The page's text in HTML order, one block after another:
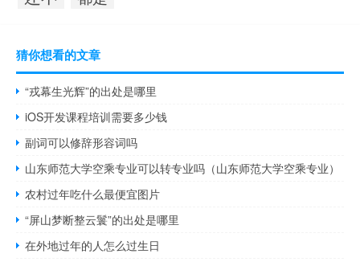
猜你想看的文章
“戎幕生光辉”的出处是哪里
iOS开发课程培训需要多少钱
副词可以修辞形容词吗
山东师范大学空乘专业可以转专业吗（山东师范大学空乘专业）
农村过年吃什么最便宜图片
“屏山梦断整云鬟”的出处是哪里
在外地过年的人怎么过生日